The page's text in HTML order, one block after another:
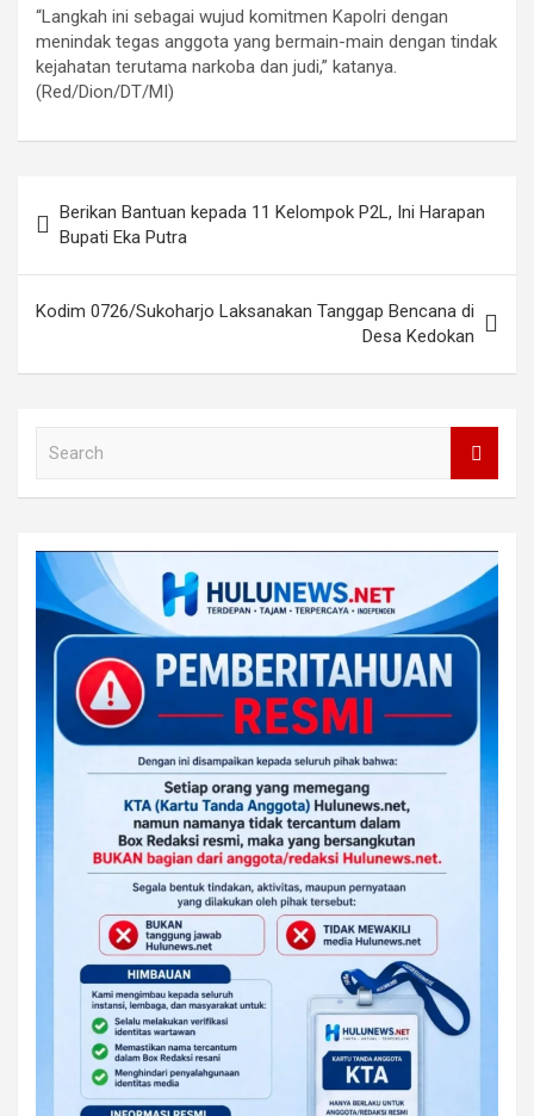
“Langkah ini sebagai wujud komitmen Kapolri dengan
menindak tegas anggota yang bermain-main dengan tindak
kejahatan terutama narkoba dan judi,” katanya.
(Red/Dion/DT/MI)
navigation
Berikan Bantuan kepada 11 Kelompok P2L, Ini Harapan
Bupati Eka Putra
Kodim 0726/Sukoharjo Laksanakan Tanggap Bencana di
Desa Kedokan
h